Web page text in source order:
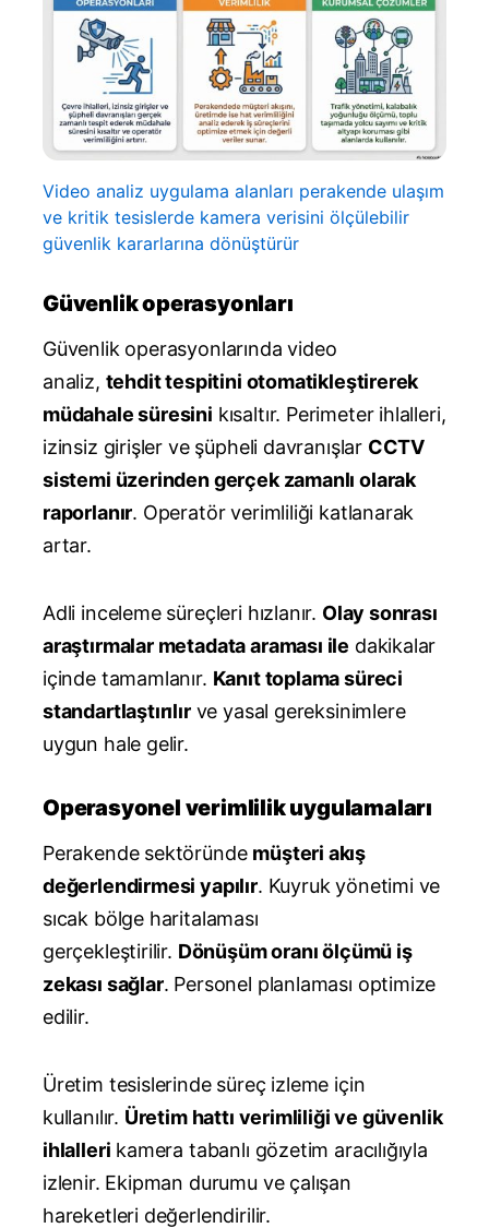
Video analiz uygulama alanları perakende ulaşım
ve kritik tesislerde kamera verisini ölçülebilir
güvenlik kararlarına dönüştürür
Güvenlik operasyonları
Güvenlik operasyonlarında video
analiz, tehdit tespitini otomatikleştirerek
müdahale süresini kısaltır. Perimeter ihlalleri,
izinsiz girişler ve şüpheli davranışlar CCTV
sistemi üzerinden gerçek zamanlı olarak
raporlanır. Operatör verimliliği katlanarak
artar.
Adli inceleme süreçleri hızlanır. Olay sonrası
araştırmalar metadata araması ile dakikalar
içinde tamamlanır. Kanıt toplama süreci
standartlaştırılırve yasal gereksinimlere
uygun hale gelir.
Operasyonel verimlilik uygulamaları
Perakende sektöründe müşteri akış
değerlendirmesi yapılır. Kuyruk yönetimi ve
sıcak bölge haritalaması
gerçekleştirilir. Dönüşüm oranı ölçümü iş
zekası sağlar. Personel planlaması optimize
edilir.
Üretim tesislerinde süreç izleme için
kullanılır. Üretim hattı verimliliği ve güvenlik
ihlalleri kamera tabanlı gözetim aracılığıyla
izlenir. Ekipman durumu ve çalışan
hareketleri değerlendirilir.